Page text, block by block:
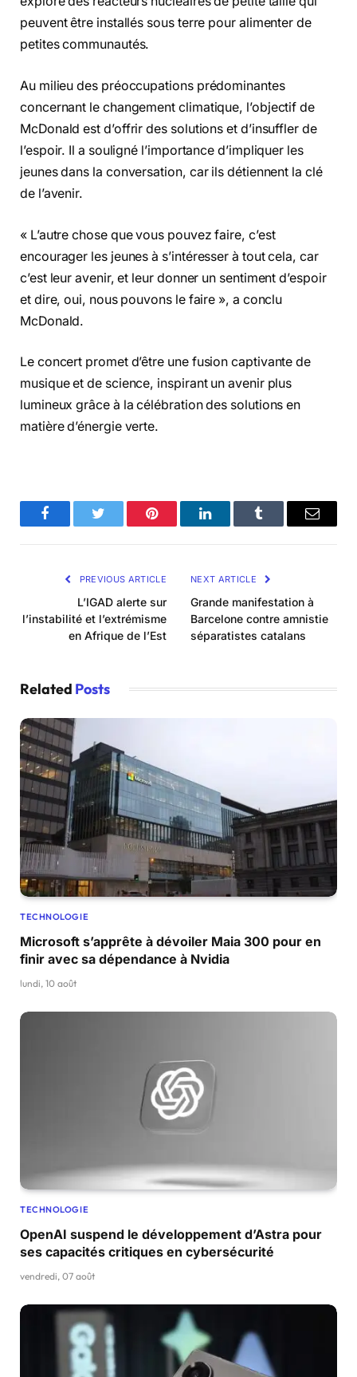
peuvent être installés sous terre pour alimenter de
petites communautés.
Au milieu des préoccupations prédominantes
concernant le changement climatique, l’objectif de
McDonald est d’offrir des solutions et d’insuffler de
l’espoir. Il a souligné l’importance d’impliquer les
jeunes dans la conversation, car ils détiennent la clé
de l’avenir.
« L’autre chose que vous pouvez faire, c’est
encourager les jeunes à s’intéresser à tout cela, car
c’est leur avenir, et leur donner un sentiment d’espoir
et dire, oui, nous pouvons le faire », a conclu
McDonald.
Le concert promet d’être une fusion captivante de
musique et de science, inspirant un avenir plus
lumineux grâce à la célébration des solutions en
matière d’énergie verte.
FacebookTwitter Pinterest LinkedInTumblr Email
PREVIOUS ARTICLE
L’IGAD alerte sur
l’instabilité et l’extrémisme
en Afrique de l’Est
NEXT ARTICLE
Grande manifestation à
Barcelone contre amnistie
séparatistes catalans
Related Posts
TECHNOLOGIE
Microsoft s’apprête à dévoiler Maia 300 pour en
finir avec sa dépendance à Nvidia
lundi, 10 août
TECHNOLOGIE
OpenAI suspend le développement d’Astra pour
ses capacités critiques en cybersécurité
vendredi, 07 août